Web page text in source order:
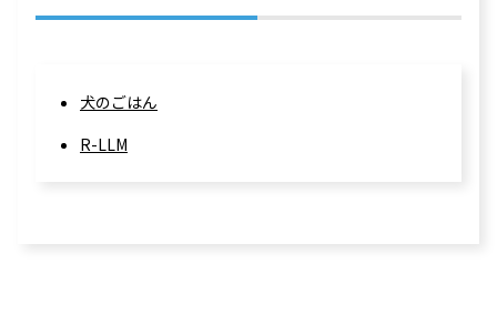
犬のごはん
R-LLM